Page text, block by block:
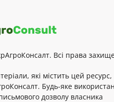
Всі права
які містить цей ресурс,
Будь-яке
дозволу власника